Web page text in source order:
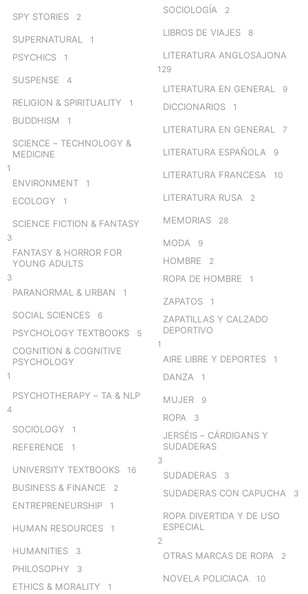
SPY STORIES 2
SUPERNATURAL 1
PSYCHICS 1
SUSPENSE 4
RELIGION & SPIRITUALITY 1
BUDDHISM 1
SCIENCE – TECHNOLOGY &
MEDICINE
1
ENVIRONMENT 1
ECOLOGY 1
SCIENCE FICTION & FANTASY
3
FANTASY & HORROR FOR
YOUNG ADULTS
3
PARANORMAL & URBAN 1
SOCIAL SCIENCES 6
PSYCHOLOGY TEXTBOOKS 5
COGNITION & COGNITIVE
PSYCHOLOGY
1
PSYCHOTHERAPY – TA & NLP
4
SOCIOLOGY 1
REFERENCE 1
UNIVERSITY TEXTBOOKS 16
BUSINESS & FINANCE 2
ENTREPRENEURSHIP 1
HUMAN RESOURCES 1
HUMANITIES 3
PHILOSOPHY 3
ETHICS & MORALITY 1
SOCIOLOGÍA 2
LIBROS DE VIAJES 8
LITERATURA ANGLOSAJONA
129
LITERATURA EN GENERAL 9
DICCIONARIOS 1
LITERATURA EN GENERAL 7
LITERATURA ESPAÑOLA 9
LITERATURA FRANCESA 10
LITERATURA RUSA 2
MEMORIAS 28
MODA 9
HOMBRE 2
ROPA DE HOMBRE 1
ZAPATOS 1
ZAPATILLAS Y CALZADO
DEPORTIVO
1
AIRE LIBRE Y DEPORTES 1
DANZA 1
MUJER 9
ROPA 3
JERSÉIS – CÁRDIGANS Y
SUDADERAS
3
SUDADERAS 3
SUDADERAS CON CAPUCHA 3
ROPA DIVERTIDA Y DE USO
ESPECIAL
2
OTRAS MARCAS DE ROPA 2
NOVELA POLICIACA 10